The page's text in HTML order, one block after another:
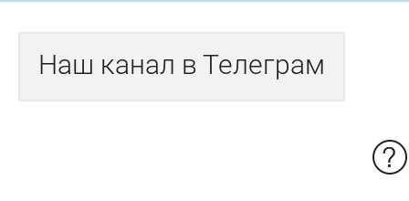
Наш канал в Телеграм